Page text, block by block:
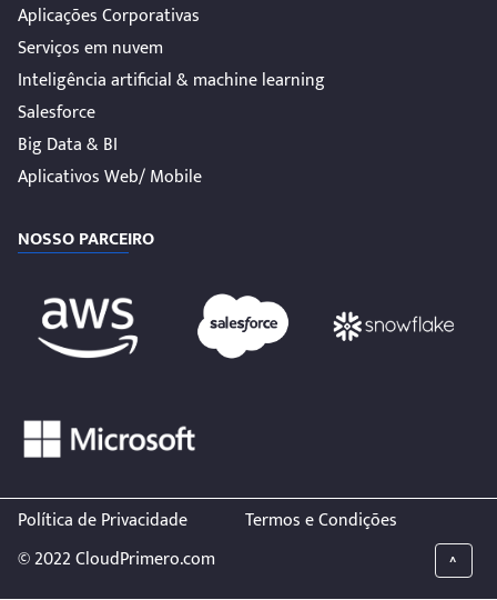
Aplicações Corporativas
Serviços em nuvem
Inteligência artificial & machine learning
Salesforce
Big Data & BI
Aplicativos Web/ Mobile
NOSSO PARCEIRO
Política de Privacidade
Termos e Condições
© 2022 CloudPrimero.com
^